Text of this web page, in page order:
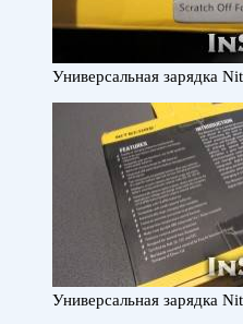
Универсальная зарядка
Универсальная зарядка